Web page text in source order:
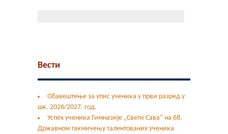
Јавне набавке
Вести
Обавештење за упис ученика у први разред у
шк. 2026/2027. год.
Успех ученика Гимназије „Свети Сава“ на 68.
Државном такмичењу талентованих ученика